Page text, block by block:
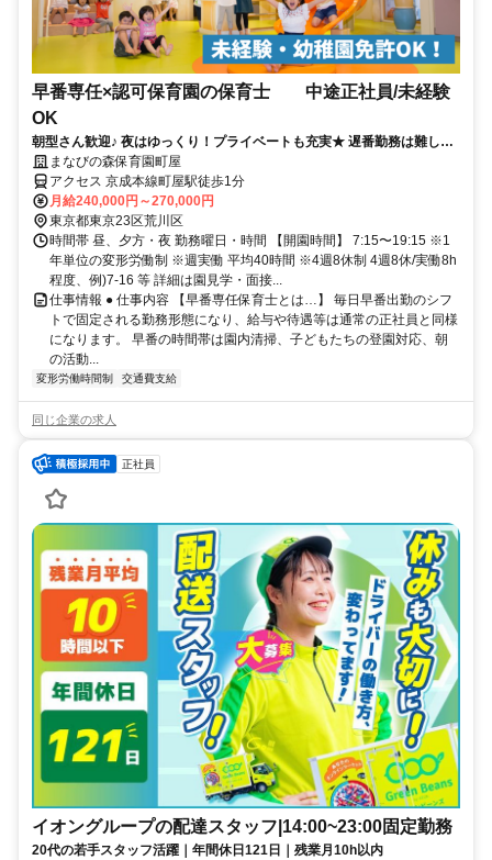
早番専任×認可保育園の保育士 中途正社員/未経験
OK
朝型さん歓迎♪ 夜はゆっくり！プライベートも充実★ 遅番勤務は難しい
けど正社員で働きたい方！
まなびの森保育園町屋
アクセス 京成本線町屋駅徒歩1分
月給240,000円～270,000円
東京都東京23区荒川区
時間帯 昼、夕方・夜 勤務曜日・時間 【開園時間】 7:15〜19:15 ※1
年単位の変形労働制 ※週実働 平均40時間 ※4週8休制 4週8休/実働8h
程度、例)7-16 等 詳細は園見学・面接...
仕事情報 ● 仕事内容 【早番専任保育士とは…】 毎日早番出勤のシフ
トで固定される勤務形態になり、給与や待遇等は通常の正社員と同様
になります。 早番の時間帯は園内清掃、子どもたちの登園対応、朝
の活動...
変形労働時間制 交通費支給
同じ企業の求人
正社員
イオングループの配達スタッフ|14:00~23:00固定勤務
20代の若手スタッフ活躍｜年間休日121日｜残業月10h以内